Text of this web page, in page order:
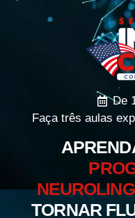
De
Faça três aulas
TORNAR